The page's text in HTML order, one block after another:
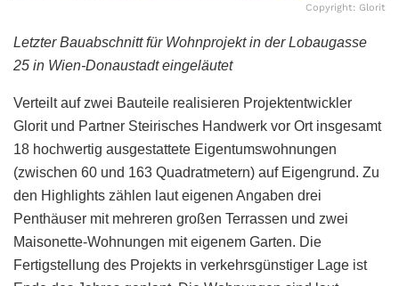
Copyright: Glorit
Letzter Bauabschnitt für Wohnprojekt in der Lobaugasse
25 in Wien-Donaustadt eingeläutet
Verteilt auf zwei Bauteile realisieren Projektentwickler
Glorit und Partner Steirisches Handwerk vor Ort insgesamt
18 hochwertig ausgestattete Eigentumswohnungen
(zwischen 60 und 163 Quadratmetern) auf Eigengrund. Zu
den Highlights zählen laut eigenen Angaben drei
Penthäuser mit mehreren großen Terrassen und zwei
Maisonette-Wohnungen mit eigenem Garten. Die
Fertigstellung des Projekts in verkehrsgünstiger Lage ist